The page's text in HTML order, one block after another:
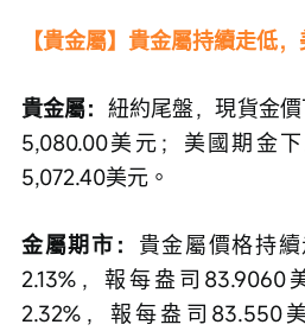
【貴金屬】貴金屬持續走低
貴金屬： 紐約尾盤，現貨金
5,080.00美元；美國期金
5,072.40美元。
金屬期市： 貴金屬價格持
2.13%，報每盎司83.9060
2.32%，報每盎司83.550